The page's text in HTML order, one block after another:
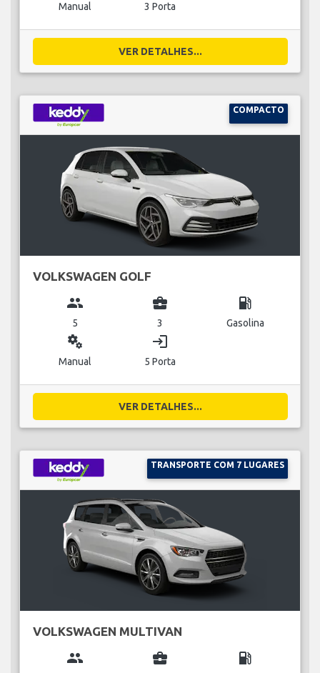
Manual 3 Porta
VER DETALHES...
COMPACTO
VOLKSWAGEN GOLF
group
5
business_center
3
local_gas_station
Gasolina
miscellaneous_services
Manual
login
5 Porta
VER DETALHES...
TRANSPORTE COM 7 LUGARES
VOLKSWAGEN MULTIVAN
group business_center local_gas_station